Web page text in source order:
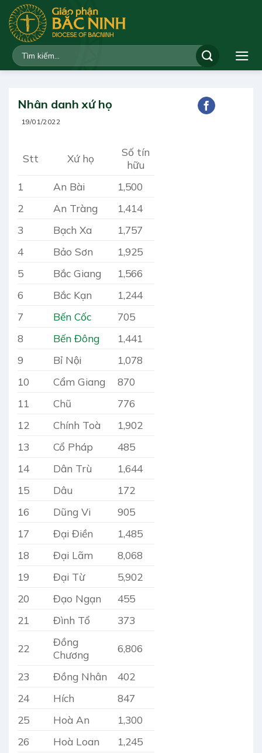
qua
dung
Nhân danh xứ họ
19/01/2022
Stt Xứ họ
Số tín
hữu
1
An Bài
1,500
2
An Tràng
1,414
3
Bạch Xa
1,757
4
Bảo Sơn
1,925
5
Bắc Giang
1,566
6
Bắc Kạn
1,244
7
Bến Cốc
705
8
Bến Đông
1,441
9
Bỉ Nội
1,078
10
Cẩm Giang
870
11
Chũ
776
12
Chính Toà
1,902
13
Cổ Pháp
485
14
Dân Trù
1,644
15
Dâu
172
16
Dũng Vi
905
17
Đại Điền
1,485
18
Đại Lãm
8,068
19
Đại Từ
5,902
20
Đạo Ngạn
455
21
Đình Tổ 373
22
Đồng
Chương
6,806
23 Đồng Nhân
402
24
Hích
847
25
Hoà An
1,300
26
Hoà Loan
1,245